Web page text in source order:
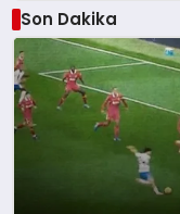
Son Dakika